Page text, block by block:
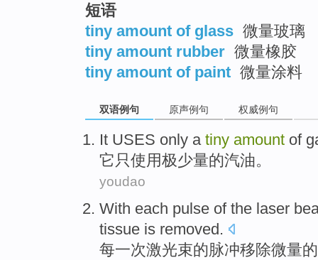
短语
tiny amount of glass 微量玻璃
tiny amount rubber 微量橡胶
tiny amount of paint 微量涂料
双语例句 原声例句 权威例句
It USES only a tiny amount of
它 只使用极少量的汽油。
youdao
With each pulse ofthe laser
tissue is removed .
每一次激光束的脉冲移除微量的